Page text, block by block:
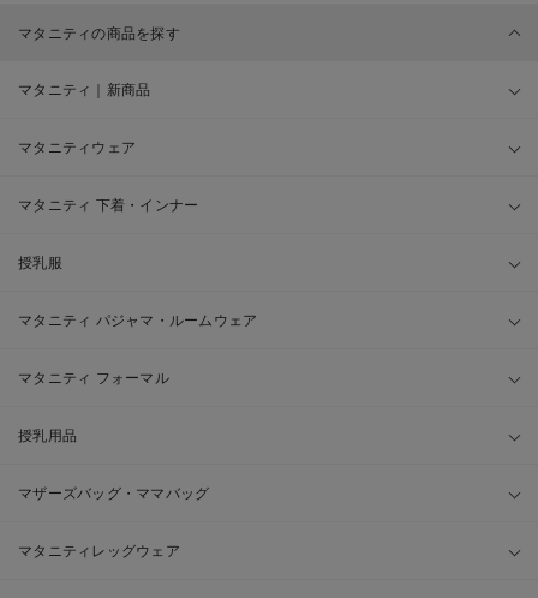
マタニティの商品を探す
マタニティ｜新商品
マタニティウェア
マタニティ 下着・インナー
授乳服
マタニティ パジャマ・ルームウェア
マタニティ フォーマル
授乳用品
マザーズバッグ・ママバッグ
マタニティレッグウェア